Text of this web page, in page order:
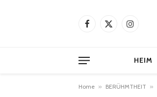
Facebook
X
Instagram
HEIM
Home » BERÜHMTHEIT »